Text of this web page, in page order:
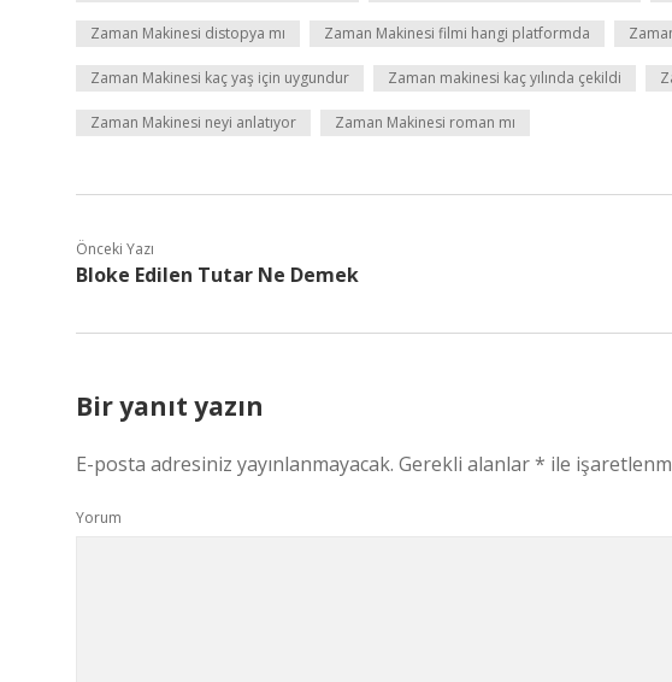
Zaman Makinesi distopya mı Zaman Makinesi filmi hangi platformda
Zaman Makinesi kaç yaş için uygundur Zaman makinesi kaç yılında çekildi
Zaman Makinesi neyi anlatıyor Zaman Makinesi roman mı
Önceki Yazı
Bloke Edilen Tutar Ne Demek
Bir yanıt yazın
E-posta adresiniz yayınlanmayacak. Gerekli alanlar* ile
Yorum